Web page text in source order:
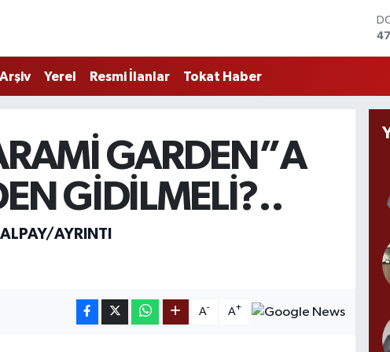
Arşiv Yerel Resmi İlanlar Tokat Haber
GARDEN”A
GİDİLMELİ?..
AYRINTI
A- A+